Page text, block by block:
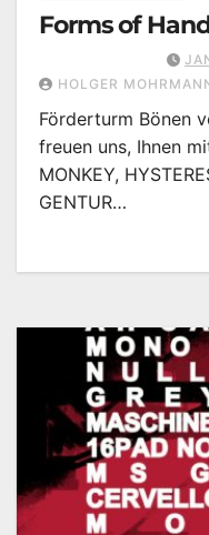
Forms of
HOLGER
Förderturm Bönen
freuen uns, Ihnen
MONKEY,
GENTUR…